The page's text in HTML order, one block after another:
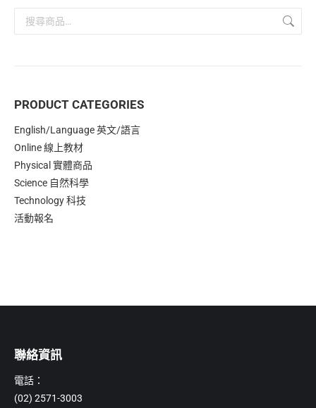
PRODUCT CATEGORIES
English/Language 英文/語言
Online 線上教材
Physical 實體商品
Science 自然科學
Technology 科技
活動報名
聯絡資訊
電話：
(02) 2571-3003